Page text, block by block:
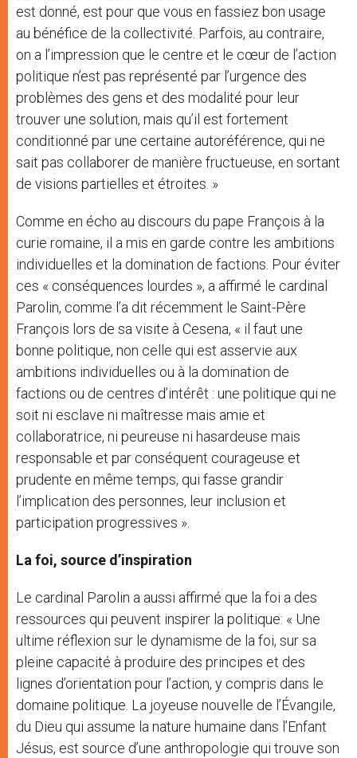
est donné, est pour que vous en fassiez bon usage
au bénéfice de la collectivité. Parfois, au contraire,
on a l’impression que le centre et le cœur de l’action
politique n’est pas représenté par l’urgence des
problèmes des gens et des modalité pour leur
trouver une solution, mais qu’il est fortement
conditionné par une certaine autoréférence, qui ne
sait pas collaborer de manière fructueuse, en sortant
de visions partielles et étroites. »
Comme en écho au discours du pape François à la
curie romaine, il a mis en garde contre les ambitions
individuelles et la domination de factions. Pour éviter
ces « conséquences lourdes », a affirmé le cardinal
Parolin, comme l’a dit récemment le Saint-Père
François lors de sa visite à Cesena, « il faut une
bonne politique, non celle qui est asservie aux
ambitions individuelles ou à la domination de
factions ou de centres d’intérêt : une politique qui ne
soit ni esclave ni maîtresse mais amie et
collaboratrice, ni peureuse ni hasardeuse mais
responsable et par conséquent courageuse et
prudente en même temps, qui fasse grandir
l’implication des personnes, leur inclusion et
participation progressives ».
La foi, source d’inspiration
Le cardinal Parolin a aussi affirmé que la foi a des
ressources qui peuvent inspirer la politique: « Une
ultime réflexion sur le dynamisme de la foi, sur sa
pleine capacité à produire des principes et des
lignes d’orientation pour l’action, y compris dans le
domaine politique. La joyeuse nouvelle de l’Évangile,
du Dieu qui assume la nature humaine dans l’Enfant
Jésus, est source d’une anthropologie qui trouve son